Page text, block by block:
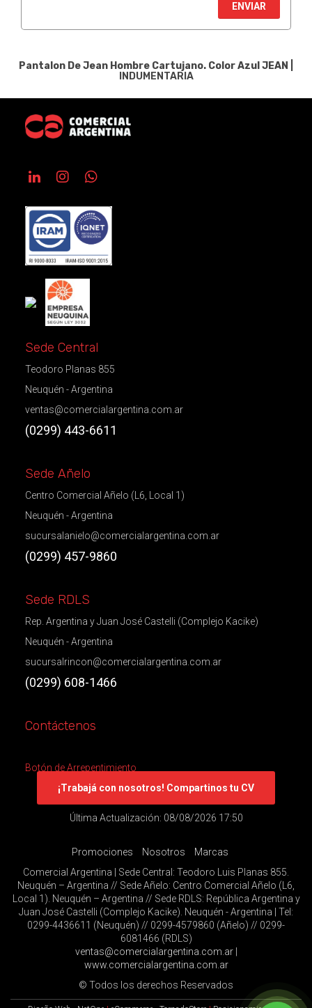
ENVIAR
Pantalon De Jean Hombre Cartujano. Color Azul JEAN
INDUMENTARIA
Sede Central
Teodoro Planas 855
Neuquén - Argentina
ventas@comercialargentina.com.ar
(0299) 443-6611
Sede Añelo
Centro Comercial Añelo (L6, Local 1)
Neuquén - Argentina
sucursalanielo@comercialargentina.com.ar
(0299) 457-9860
Sede RDLS
Rep. Argentina y Juan José Castelli (Complejo Kacike)
Neuquén - Argentina
sucursalrincon@comercialargentina.com.ar
(0299) 608-1466
Contáctenos
Botón de Arrepentimiento
¡Trabajá con nosotros! Compartinos tu CV
Última Actualización: 08/08/2026 17:50
Promociones Nosotros
Marcas
Comercial Argentina | Sede Central: Teodoro Luis Planas 855.
Neuquén – Argentina // Sede Añelo: Centro Comercial Añelo (L6,
Local 1). Neuquén – Argentina // Sede RDLS: República Argentina y
Juan José Castelli (Complejo Kacike). Neuquén - Argentina | Tel:
0299-4436611 (Neuquén) // 0299-4579860 (Añelo) // 0299-
6081466 (RDLS)
ventas@comercialargentina.com.ar|
www.comercialargentina.com.ar
© Todos los derechos Reservados